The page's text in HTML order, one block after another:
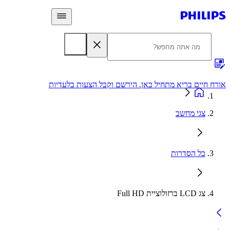
חיים בריא מתחיל כאן. הירשם וקבל הצעות בלעדיות
צגי מחשב
כל הסדרות
צג LCD ברזולוציית Full HD